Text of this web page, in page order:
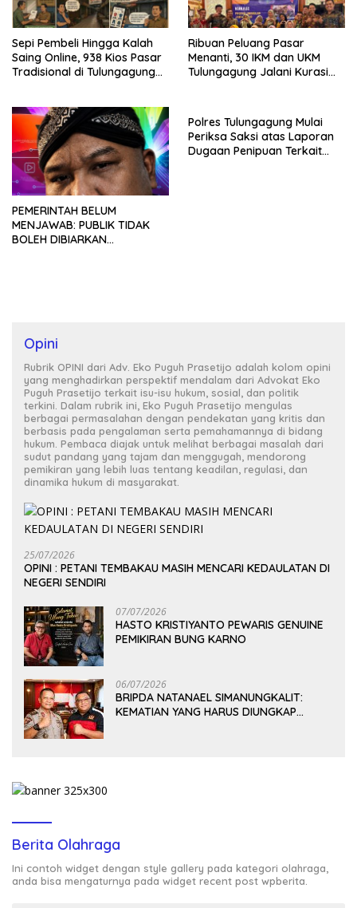
Sepi Pembeli Hingga Kalah
Saing Online, 938 Kios Pasar
Tradisional di Tulungagung
Ribuan Peluang Pasar
Menanti, 30 IKM dan UKM
Tulungagung Jalani Kurasi
PEMERINTAH BELUM
MENJAWAB: PUBLIK TIDAK
BOLEH DIBIARKAN
Polres Tulungagung Mulai
Periksa Saksi atas Laporan
Dugaan Penipuan Terkait
Opini
Rubrik OPINI dari Adv. Eko Puguh Prasetijo adalah kolom opini
yang menghadirkan perspektif mendalam dari Advokat Eko
Puguh Prasetijo terkait isu-isu hukum, sosial, dan politik
terkini. Dalam rubrik ini, Eko Puguh Prasetijo mengulas
berbagai permasalahan dengan pendekatan yang kritis dan
berbasis pada pengalaman serta pemahamannya di bidang
hukum. Pembaca diajak untuk melihat berbagai masalah dari
sudut pandang yang tajam dan menggugah, mendorong
pemikiran yang lebih luas tentang keadilan, regulasi, dan
dinamika hukum di masyarakat.
25/07/2026
OPINI : PETANI TEMBAKAU MASIH MENCARI KEDAULATAN DI
NEGERI SENDIRI
07/07/2026
HASTO KRISTIYANTO PEWARIS GENUINE
PEMIKIRAN BUNG KARNO
06/07/2026
BRIPDA NATANAEL SIMANUNGKALIT:
KEMATIAN YANG HARUS DIUNGKAP
Berita Olahraga
Ini contoh widget dengan style gallery pada kategori olahraga,
anda bisa mengaturnya pada widget recent post wpberita.